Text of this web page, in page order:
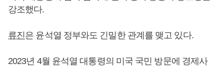
강조했다.
류진은 윤석열 정부와도 긴밀한 관계를 맺고 있다.
2023년 4월 윤석열 대통령의 미국 국민 방문에 경제사